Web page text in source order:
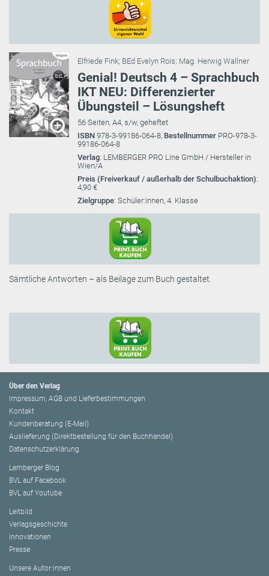
Elfriede Fink; BEd Evelyn Rois; Mag. Herwig Wallner
Genial! Deutsch 4 – Sprachbuch
IKT NEU: Differenzierter
Übungsteil – Lösungsheft
56 Seiten, A4, s/w, geheftet
ISBN 978-3-99186-064-8, Bestellnummer PRO-978-3-
99186-064-8
Verlag: LEMBERGER PRO Line GmbH / Hersteller in
Wien/A
Preis (Freiverkauf / außerhalb der Schulbuchaktion):
4,90 €
Zielgruppe: Schüler:innen, 4. Klasse
Sämtliche Antworten – als Beilage zum Buch gestaltet.
Über den Verlag
Impressum, AGB und Lieferbestimmungen
Kontakt
Kundenberatung (E-Mail)
Auslieferung (Direktbestellung für den Buchhandel)
Datenschutzerklärung
Lemberger Blog
BVL auf Facebook
BVL auf Youtube
Leitbild
Verlagsgeschichte
Innovationen
Presse
Unsere Autor:innen